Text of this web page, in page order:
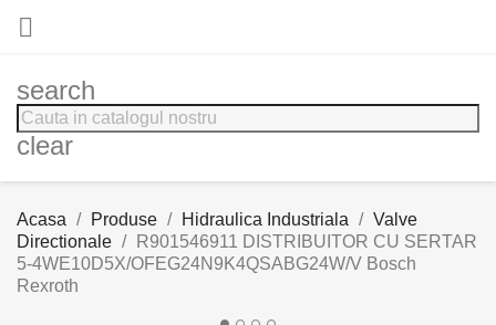

search
clear
Acasa Produse Hidraulica Industriala
Valve
Directionale
R901546911 DISTRIBUITOR CU SERTAR
5-4WE10D5X/OFEG24N9K4QSABG24W/V Bosch
Rexroth